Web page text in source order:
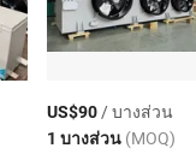
US$90/ บางส่วน
1 บางส่วน (MOQ)